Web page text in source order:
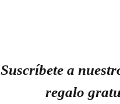
Suscríbete a
regalo